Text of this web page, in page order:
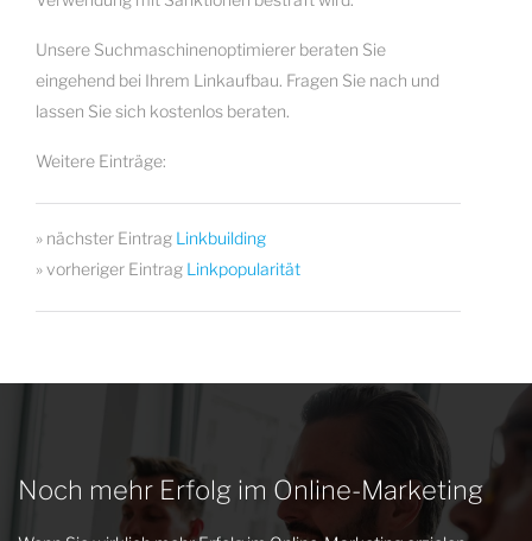
Unsere Suchmaschinenoptimierer beraten Sie
eingehend bei Ihrem Linkaufbau. Fragen Sie nach und
lassen Sie sich kostenlos beraten.
Weitere Einträge:
» nächster Eintrag Linkbuilding
» vorheriger Eintrag Linkpopularität
Noch mehr Erfolg im Online-Marketing